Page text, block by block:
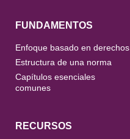
FUNDAMENTOS
Enfoque basado en derechos
Estructura de una norma
Capítulos esenciales
comunes
RECURSOS